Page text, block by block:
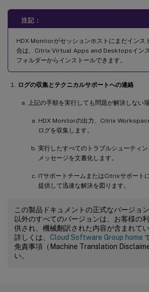
注記：
HDX Monitorがセッションホストにまだインス
合は、Citrix Virtual Apps and Desktopsイン
フォルダーからインストールできます。
ログの収集とテクニカルサポートへの連絡
上記の手順を実行しても問題が解決しない
HDX Monitorの出力、Citrix
ログを収集します。
実行したすべてのトラブルシューティ
メッセージを文書化します。
ITサポートチームまたはCitrixサポート
提供して迅速な解決を図ります。
この製品ドキュメントの正式なバージョ
以外のすべてのバージョンは、お客様の
供され、機械翻訳された内容が含まれて
詳しくは、 Cloud Software Group home
免責事項（Machine Translation
い。